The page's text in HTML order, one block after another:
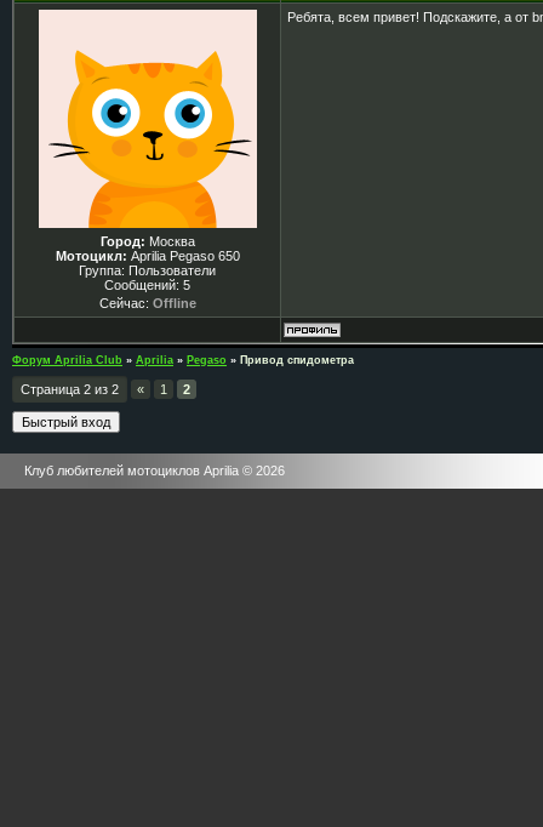
Город: Москва
Мотоцикл: Aprilia Pegaso 650
Группа: Пользователи
Сообщений: 5
Сейчас: Offline
Ребята, всем привет! Подскажите, а от
Форум Aprilia Club » Aprilia » Pegaso » Привод спидометра
Страница 2 из 2 « 1 2
Клуб любителей мотоциклов Aprilia © 2026